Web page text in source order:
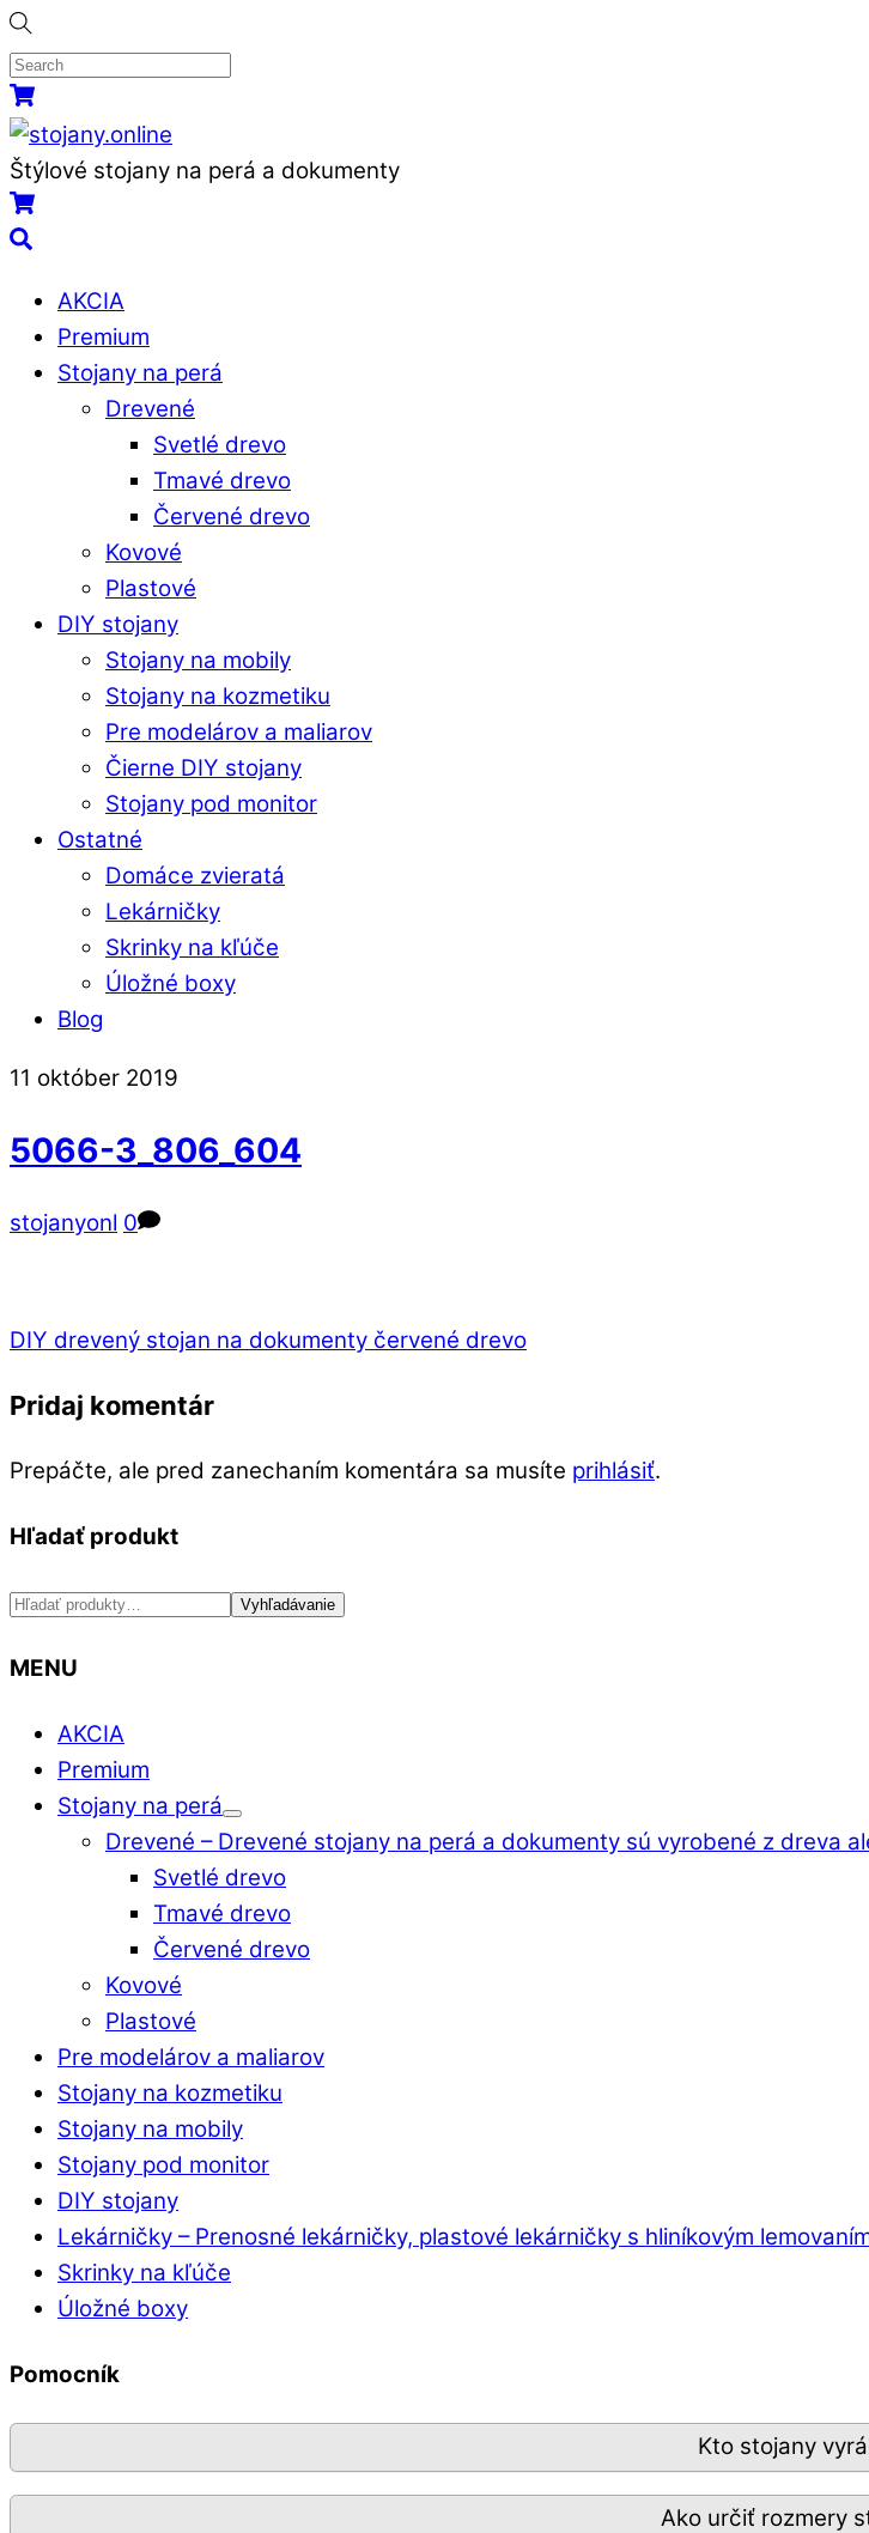
Skip
to
content
MenuKošík
Štýlové stojany na perá a dokumenty
Košík
Search
AKCIA
Premium
Stojany na perá
Drevené
Svetlé drevo
Tmavé drevo
Červené drevo
Kovové
Plastové
DIY stojany
Stojany na mobily
Stojany na kozmetiku
Pre modelárov a maliarov
Čierne DIY stojany
Stojany pod monitor
Ostatné
Domáce zvieratá
Lekárničky
Skrinky na kľúče
Úložné boxy
Blog
Close
Close
11 október 2019
5066-3_806_604
stojanyonl 0
DIY drevený stojan na dokumenty červené drevo
Pridaj komentár
Prepáčte, ale pred zanechaním komentára sa musíte prihlásiť.
Hľadať produkt
Hľadať: Vyhľadávanie
MENU
AKCIA
Premium
Stojany na perá
Drevené – Drevené stojany na perá a dokumenty sú vyrobené z dreva
Svetlé drevo
Tmavé drevo
Červené drevo
Kovové
Plastové
Pre modelárov a maliarov
Stojany na kozmetiku
Stojany na mobily
Stojany pod monitor
DIY stojany
Lekárničky – Prenosné lekárničky, plastové lekárničky s hliníkovým
Skrinky na kľúče
Úložné boxy
Pomocník
Kto stojany
Ako určiť rozmery